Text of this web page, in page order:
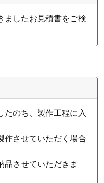
ましたお見積書をご検
たのち、製作工程に入
作させていただく場合
品させていただきま